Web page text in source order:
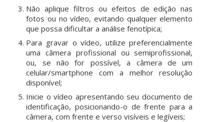
Não aplique filtros ou efeitos de edição nas
fotos ou no vídeo, evitando qualquer elemento
que possa dificultar a análise fenotípica;
Para gravar o vídeo, utilize preferencialmente
uma câmera profissional ou semiprofissional,
ou, se não for possível, a câmera de um
celular/smartphone com a melhor resolução
disponível;
Inicie o vídeo apresentando seu documento de
identificação, posicionando-o de frente para a
câmera, com frente e verso visíveis e legíveis;